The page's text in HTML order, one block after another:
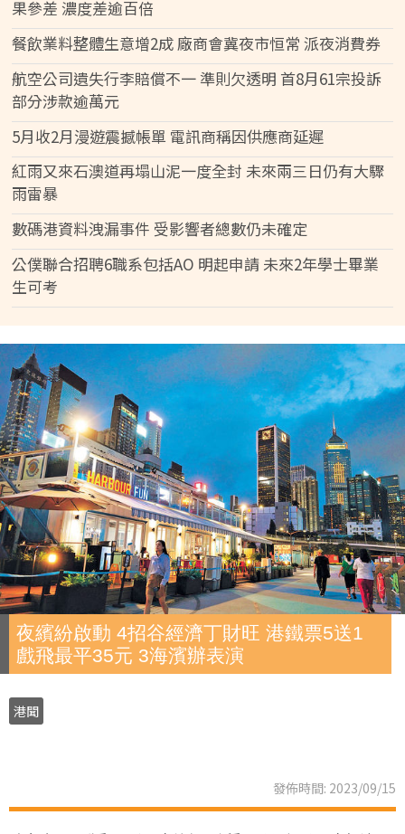
果參差 濃度差逾百倍
餐飲業料整體生意增2成 廠商會冀夜市恒常 派夜消費券
航空公司遺失行李賠償不一 準則欠透明 首8月61宗投訴
部分涉款逾萬元
5月收2月漫遊震撼帳單 電訊商稱因供應商延遲
紅雨又來石澳道再塌山泥一度全封 未來兩三日仍有大驟
雨雷暴
數碼港資料洩漏事件 受影響者總數仍未確定
公僕聯合招聘6職系包括AO 明起申請 未來2年學士畢業
生可考
夜繽紛啟動 4招谷經濟丁財旺 港鐵票5送1
戲飛最平35元 3海濱辦表演
港聞
發佈時間: 2023/09/15